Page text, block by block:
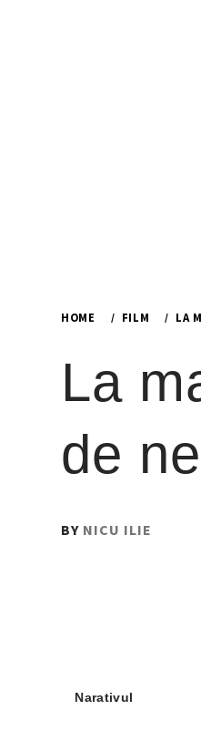
HOME FILM LA
La
de
PUBLISHED
BY NICU ILIE
Narativul